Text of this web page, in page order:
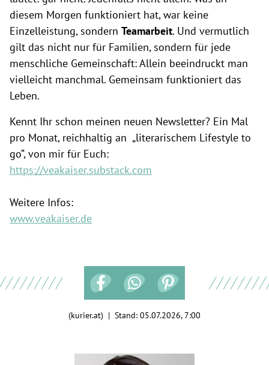
diesem Morgen funktioniert hat, war keine
Einzelleistung, sondern Teamarbeit. Und vermutlich
gilt das nicht nur für Familien, sondern für jede
menschliche Gemeinschaft: Allein beeindruckt man
vielleicht manchmal. Gemeinsam funktioniert das
Leben.
Kennt Ihr schon meinen neuen Newsletter? Ein Mal
pro Monat, reichhaltig an „literarischem Lifestyle to
go“, von mir für Euch:
https://veakaiser.substack.com
Weitere Infos:
www.veakaiser.de
(kurier.at) | Stand: 05.07.2026, 7:00